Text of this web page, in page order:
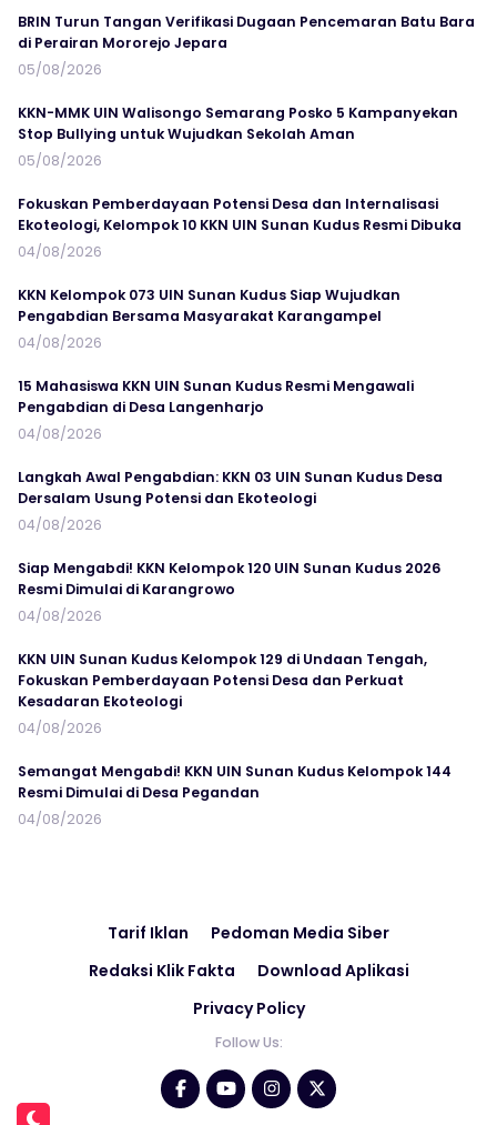
BRIN Turun Tangan Verifikasi Dugaan Pencemaran Batu Bara
di Perairan Mororejo Jepara
05/08/2026
KKN-MMK UIN Walisongo Semarang Posko 5 Kampanyekan
Stop Bullying untuk Wujudkan Sekolah Aman
05/08/2026
Fokuskan Pemberdayaan Potensi Desa dan Internalisasi
Ekoteologi, Kelompok 10 KKN UIN Sunan Kudus Resmi Dibuka
04/08/2026
KKN Kelompok 073 UIN Sunan Kudus Siap Wujudkan
Pengabdian Bersama Masyarakat Karangampel
04/08/2026
15 Mahasiswa KKN UIN Sunan Kudus Resmi Mengawali
Pengabdian di Desa Langenharjo
04/08/2026
Langkah Awal Pengabdian: KKN 03 UIN Sunan Kudus Desa
Dersalam Usung Potensi dan Ekoteologi
04/08/2026
Siap Mengabdi! KKN Kelompok 120 UIN Sunan Kudus 2026
Resmi Dimulai di Karangrowo
04/08/2026
KKN UIN Sunan Kudus Kelompok 129 di Undaan Tengah,
Fokuskan Pemberdayaan Potensi Desa dan Perkuat
Kesadaran Ekoteologi
04/08/2026
Semangat Mengabdi! KKN UIN Sunan Kudus Kelompok 144
Resmi Dimulai di Desa Pegandan
04/08/2026
Tarif Iklan
Pedoman Media Siber
Redaksi Klik Fakta
Download Aplikasi
Privacy Policy
Follow Us: